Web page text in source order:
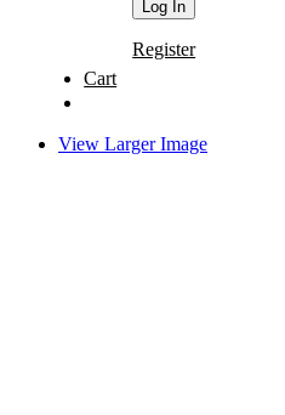
Register
Cart
View Larger Image